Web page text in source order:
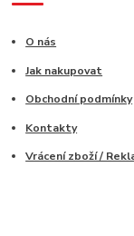
O nás
Jak nakupovat
Obchodní podmínky
Kontakty
Vrácení zboží /